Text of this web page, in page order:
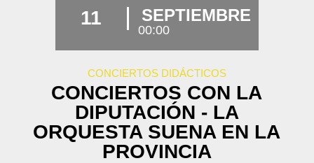
11 SEPTIEMBRE
00:00
CONCIERTOS DIDÁCTICOS
CONCIERTOS CON LA
DIPUTACIÓN - LA
ORQUESTA SUENA EN LA
PROVINCIA